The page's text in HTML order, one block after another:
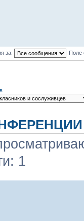
за: Поле
1